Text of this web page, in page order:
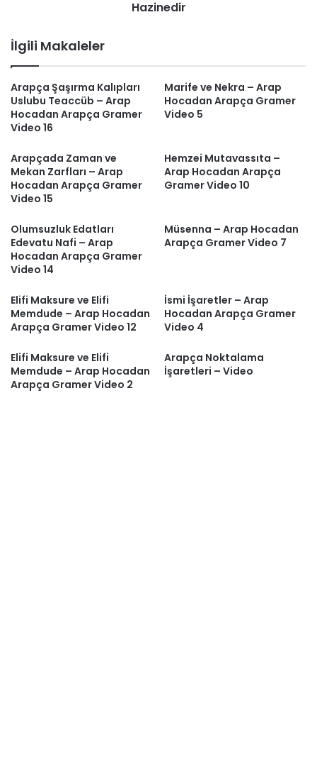
Hazinedir
İlgili Makaleler
Arapça Şaşırma Kalıpları
Uslubu Teaccüb – Arap
Hocadan Arapça Gramer
Video 16
Marife ve Nekra – Arap
Hocadan Arapça Gramer
Video 5
Arapçada Zaman ve
Mekan Zarfları – Arap
Hocadan Arapça Gramer
Video 15
Hemzei Mutavassıta –
Arap Hocadan Arapça
Gramer Video 10
Olumsuzluk Edatları
Edevatu Nafi – Arap
Hocadan Arapça Gramer
Video 14
Müsenna – Arap Hocadan
Arapça Gramer Video 7
Elifi Maksure ve Elifi
Memdude – Arap Hocadan
Arapça Gramer Video 12
İsmi İşaretler – Arap
Hocadan Arapça Gramer
Video 4
Elifi Maksure ve Elifi
Memdude – Arap Hocadan
Arapça Gramer Video 2
Arapça Noktalama
İşaretleri – Video